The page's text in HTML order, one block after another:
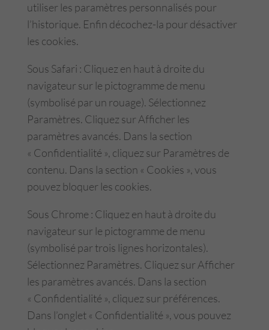
utiliser les paramètres personnalisés pour
l’historique. Enfin décochez-la pour désactiver
les cookies.
Sous Safari : Cliquez en haut à droite du
navigateur sur le pictogramme de menu
(symbolisé par un rouage). Sélectionnez
Paramètres. Cliquez sur Afficher les
paramètres avancés. Dans la section
« Confidentialité », cliquez sur Paramètres de
contenu. Dans la section « Cookies », vous
pouvez bloquer les cookies.
Sous Chrome : Cliquez en haut à droite du
navigateur sur le pictogramme de menu
(symbolisé par trois lignes horizontales).
Sélectionnez Paramètres. Cliquez sur Afficher
les paramètres avancés. Dans la section
« Confidentialité », cliquez sur préférences.
Dans l’onglet « Confidentialité », vous pouvez